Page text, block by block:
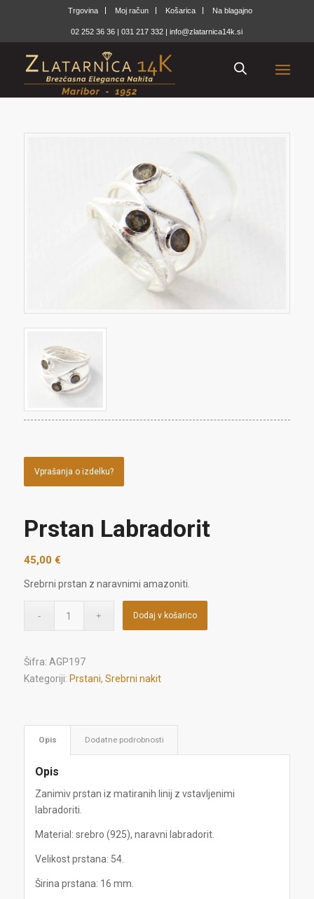
Trgovina Moj račun Košarica Na blagajno
02 252 36 36 |031 217 332 |info@zlatarnica14k.si
Vprašanja o izdelku?
Prstan Labradorit
45,00 €
Srebrni prstan z naravnimi amazoniti.
Dodaj v košarico
Šifra: AGP197
Kategoriji: Prstani, Srebrni nakit
Opis Dodatne podrobnosti
Opis
Zanimiv prstan iz matiranih linij z vstavljenimi
labradoriti.
Material: srebro (925), naravni labradorit.
Velikost prstana: 54.
Širina prstana: 16 mm.